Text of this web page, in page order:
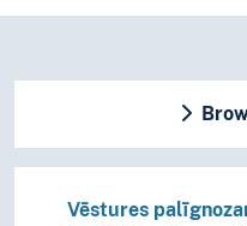
Vēstures